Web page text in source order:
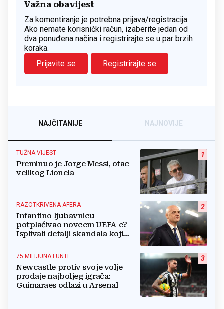
Važna obavijest
Za komentiranje je potrebna prijava/registracija.
Ako nemate korisnički račun, izaberite jedan od
dva ponuđena načina i registrirajte se u par brzih
koraka.
Prijavite se
Registrirajte se
NAJČITANIJE NAJNOVIJE
1
TUŽNA VIJEST
Preminuo je Jorge Messi, otac
velikog Lionela
2
RAZOTKRIVENA AFERA
Infantino ljubavnicu
potplaćivao novcem UEFA-e?
Isplivali detalji skandala koji
3
75 MILIJUNA FUNTI
Newcastle protiv svoje volje
prodaje najboljeg igrača:
Guimaraes odlazi u Arsenal